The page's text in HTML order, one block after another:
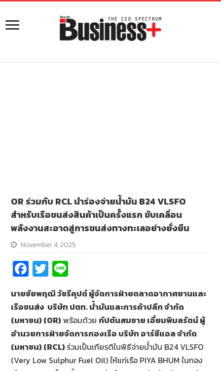
OR ร่วมกับ RCL นำร่องจ่ายน้ำมัน B24 VLSFO
สำหรับเรือขนส่งสินค้าเป็นครั้งแรก ขับเคลื่อน
พลังงานสะอาดสู่การขนส่งทางทะเลอย่างยั่งยืน
November 4, 2025
Fa
ce
b
o
o
k
T
wi
tt
er
n
e
นายชัยพฤฒิ วัชรีคุปต์ ผู้จัดการฝ่ายตลาดอากาศยานและ
เรือขนส่ง บริษัท ปตท. น้ำมันและการค้าปลีก จำกัด
(มหาชน) (OR) พร้อมด้วย กัปตันสมชาย เอี่ยมพิมลรัตน์ ผู้
อำนวยการฝ่ายจัดการกองเรือ บริษัท อาร์ซีแอล จำกัด
(มหาชน) (RCL) ร่วมเป็นเกียรติในพิธีจ่ายน้ำมัน B24 VLSFO
(Very Low Sulphur Fuel Oil) ให้แก่เรือ PIYA BHUM ในกอง